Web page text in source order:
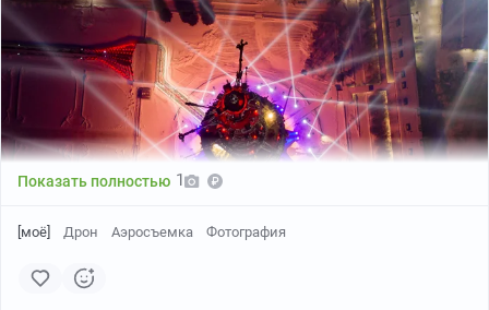
Показать полностью 1
[моё] Дрон Аэросъемка Фотография